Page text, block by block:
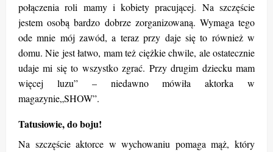
połączenia roli mamy i kobiety pracującej. Na szczęście
jestem osobą bardzo dobrze zorganizowaną. Wymaga tego
ode mnie mój zawód, a teraz przy daje się to również w
domu. Nie jest łatwo, mam też ciężkie chwile, ale ostatecznie
udaje mi się to wszystko zgrać. Przy drugim dziecku mam
więcej luzu” – niedawno mówiła aktorka w
magazynie„SHOW”.
Tatusiowie, do boju!
Na szczęście aktorce w wychowaniu pomaga mąż, który